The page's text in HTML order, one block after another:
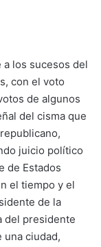
a los sucesos del
con el voto
de algunos
del cisma que
juicio político
de Estados
el tiempo y el
de la
del presidente
una ciudad,